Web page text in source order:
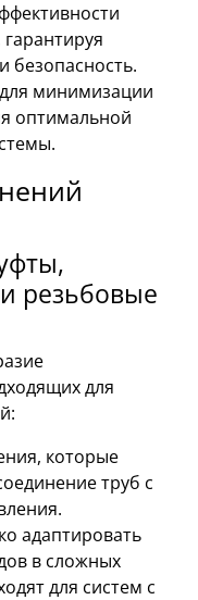
безопасность.
минимизации
оптимальной
резьбовые
для
которые
труб с
адаптировать
в сложных
для систем с